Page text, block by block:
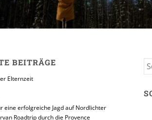
BEITRÄGE
Elternzeit
eine erfolgreiche Jagd auf Nordlichter
Roadtrip durch die Provence